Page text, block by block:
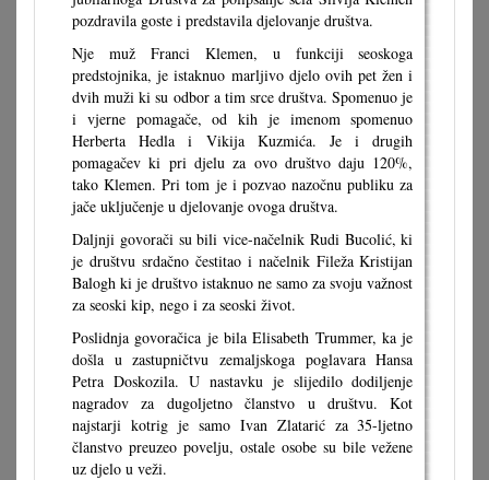
pozdravila goste i predstavila djelovanje društva.
Nje muž Franci Klemen, u funkciji seoskoga
predstojnika, je istaknuo marljivo djelo ovih pet žen i
dvih muži ki su odbor a tim srce društva. Spomenuo je
i vjerne pomagače, od kih je imenom spomenuo
Herberta Hedla i Vikija Kuzmića. Je i drugih
pomagačev ki pri djelu za ovo društvo daju 120%,
tako Klemen. Pri tom je i pozvao nazočnu publiku za
jače uključenje u djelovanje ovoga društva.
Daljnji govorači su bili vice-načelnik Rudi Bucolić, ki
je društvu srdačno čestitao i načelnik Fileža Kristijan
Balogh ki je društvo istaknuo ne samo za svoju važnost
za seoski kip, nego i za seoski život.
Poslidnja govoračica je bila Elisabeth Trummer, ka je
došla u zastupničtvu zemaljskoga poglavara Hansa
Petra Doskozila. U nastavku je slijedilo dodiljenje
nagradov za dugoljetno članstvo u društvu. Kot
najstarji kotrig je samo Ivan Zlatarić za 35-ljetno
članstvo preuzeo povelju, ostale osobe su bile vežene
uz djelo u veži.